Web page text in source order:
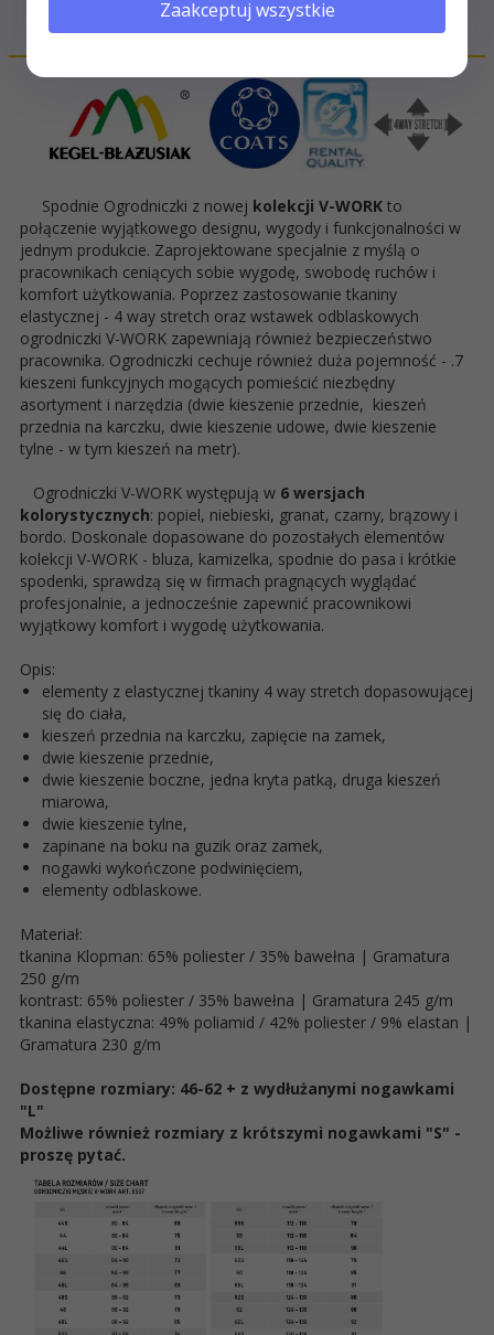
OPIS PRODUKTU
Spodnie Ogrodniczki z nowej kolekcji V-WORK to
połączenie wyjątkowego designu, wygody i funkcjonalności w
jednym produkcie. Zaprojektowane specjalnie z myślą o
pracownikach ceniących sobie wygodę, swobodę ruchów i
komfort użytkowania. Poprzez zastosowanie tkaniny
elastycznej - 4 way stretch oraz wstawek odblaskowych
ogrodniczki V-WORK zapewniają również bezpieczeństwo
pracownika. Ogrodniczki cechuje również duża pojemność - .7
kieszeni funkcyjnych mogących pomieścić niezbędny
asortyment i narzędzia (dwie kieszenie przednie, kieszeń
przednia na karczku, dwie kieszenie udowe, dwie kieszenie
tylne - w tym kieszeń na metr).
Ogrodniczki V-WORK występują w 6 wersjach
kolorystycznych: popiel, niebieski, granat, czarny, brązowy i
bordo. Doskonale dopasowane do pozostałych elementów
kolekcji V-WORK - bluza, kamizelka, spodnie do pasa i krótkie
spodenki, sprawdzą się w firmach pragnących wyglądać
profesjonalnie, a jednocześnie zapewnić pracownikowi
wyjątkowy komfort i wygodę użytkowania.
Opis:
elementy z elastycznej tkaniny 4 way stretch dopasowującej
się do ciała,
kieszeń przednia na karczku, zapięcie na zamek,
dwie kieszenie przednie,
dwie kieszenie boczne, jedna kryta patką, druga kieszeń
miarowa,
dwie kieszenie tylne,
zapinane na boku na guzik oraz zamek,
nogawki wykończone podwinięciem,
elementy odblaskowe.
Materiał:
tkanina Klopman: 65% poliester / 35% bawełna | Gramatura
250 g/m
kontrast: 65% poliester / 35% bawełna | Gramatura 245 g/m
tkanina elastyczna: 49% poliamid / 42% poliester / 9% elastan |
Gramatura 230 g/m
Dostępne rozmiary: 46-62 + z wydłużanymi nogawkami
"L"
Możliwe również rozmiary z krótszymi nogawkami "S" -
proszę pytać.
Zaakceptuj wszystkie